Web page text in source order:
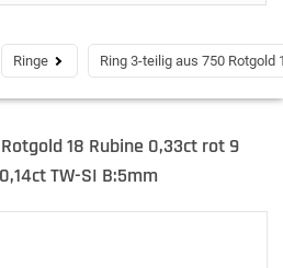
Ringe Ring 3-teilig aus 750 Rotgold
18 Rubine 0,33ct rot 9
TW-SI B:5mm